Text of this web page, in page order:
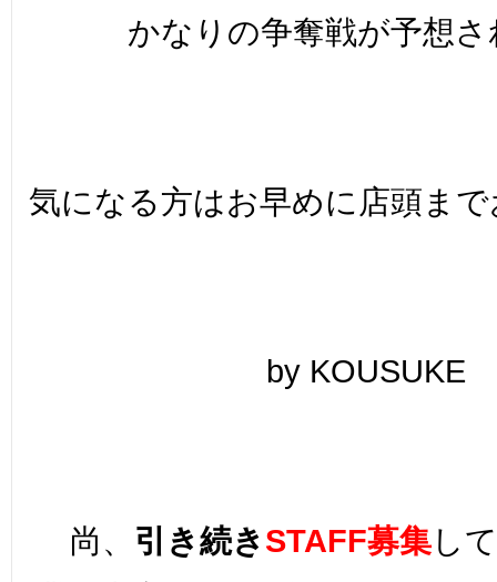
かなりの争奪戦が予想
気になる方はお早めに店頭ま
by KOUSUKE
尚、 引き続きSTAFF募集し